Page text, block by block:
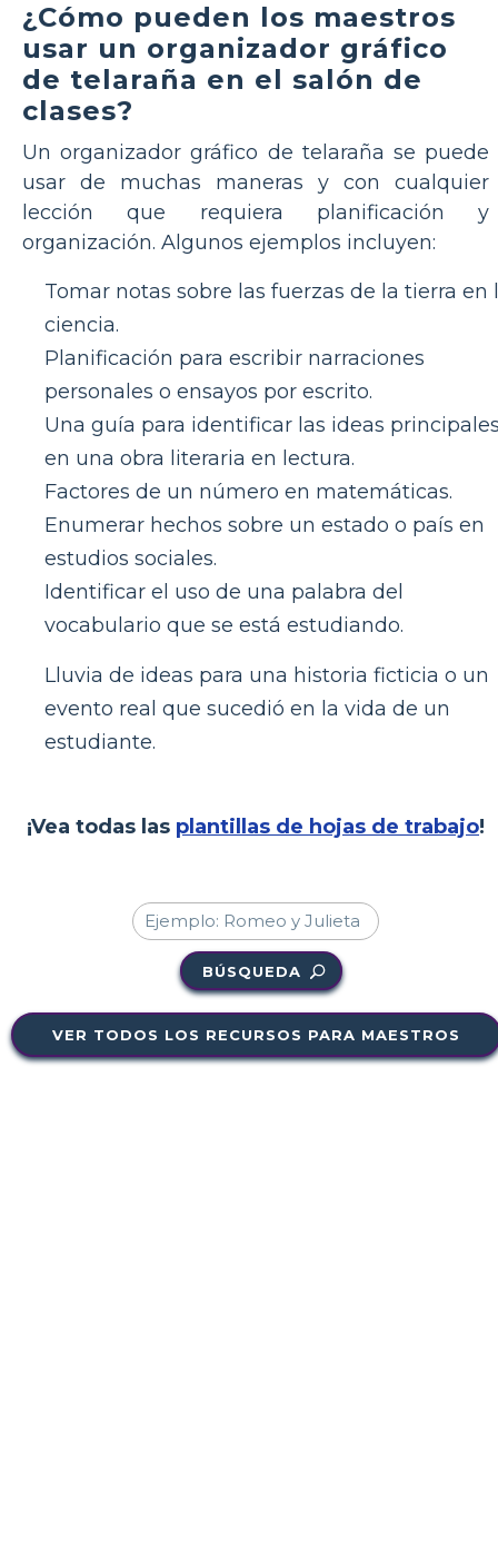
¿Cómo pueden los maestros
usar un organizador gráfico
de telaraña en el salón de
clases?
Un organizador gráfico de telaraña se puede
usar de muchas maneras y con cualquier
lección que requiera planificación y
organización. Algunos ejemplos incluyen:
Tomar notas sobre las fuerzas de la tierra en
ciencia.
Planificación para escribir narraciones
personales o ensayos por escrito.
Una guía para identificar las ideas
en una obra literaria en lectura.
Factores de un número en matemáticas.
Enumerar hechos sobre un estado o país en
estudios sociales.
Identificar el uso de una palabra del
vocabulario que se está estudiando.
Lluvia de ideas para una historia ficticia o un
evento real que sucedió en la vida de un
estudiante.
¡Vea todas las plantillas de hojas de trabajo!
BÚSQUEDA
VER TODOS LOS RECURSOS PARA MAESTROS